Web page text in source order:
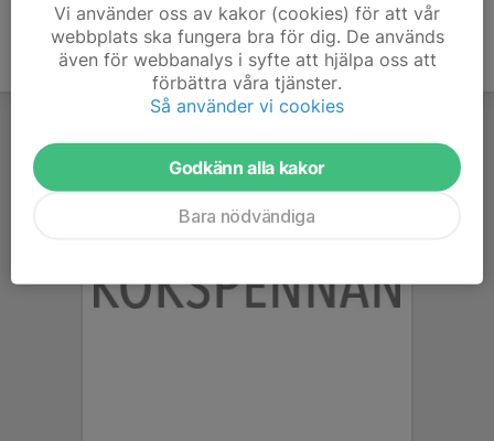
Vi använder oss av kakor (cookies) för att vår
webbplats ska fungera bra för dig. De används
även för webbanalys i syfte att hjälpa oss att
förbättra våra tjänster.
Så använder vi cookies
Godkänn alla kakor
Bara nödvändiga